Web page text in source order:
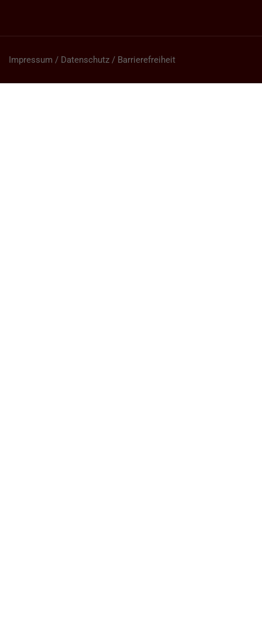
Impressum / Datenschutz / Barrierefreiheit